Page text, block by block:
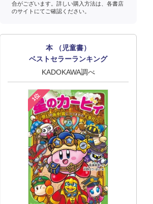
合がございます。詳しい購入方法は、各書店
のサイトにてご確認ください。
本 （児童書）
ベストセラーランキング
KADOKAWA調べ
1位